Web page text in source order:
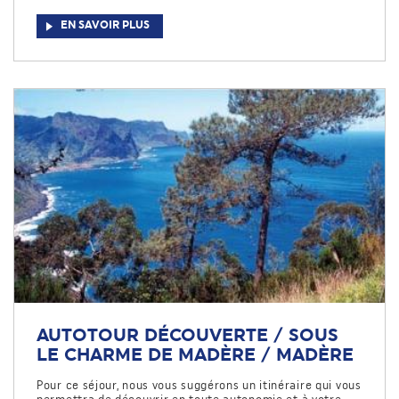
EN SAVOIR PLUS
AUTOTOUR DÉCOUVERTE / SOUS
LE CHARME DE MADÈRE / MADÈRE
Pour ce séjour, nous vous suggérons un itinéraire qui vous